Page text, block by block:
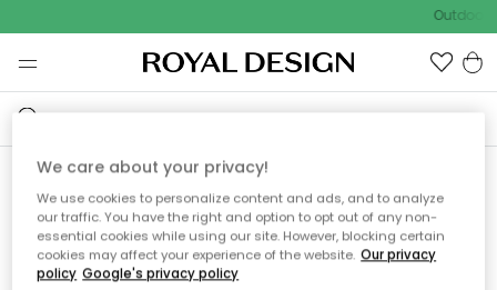
Outdoor
Emme valitettavasti löydä
etsimääsi sivua
We care about your privacy!
We use cookies to personalize content and ads, and to analyze
our traffic. You have the right and option to opt out of any non-
essential cookies while using our site. However, blocking certain
cookies may affect your experience of the website. Our privacy
policy Google's privacy policy